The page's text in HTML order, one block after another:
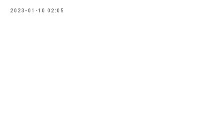
2023-01-10 02:05